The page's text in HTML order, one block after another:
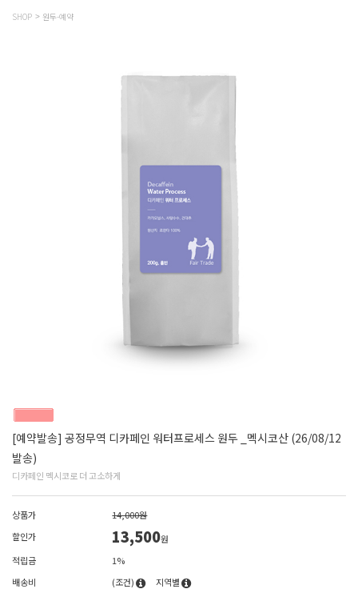
SHOP 원두-예약
[예약발송] 공정무역 디카페인 워터프로세스 원두 _멕시코산 (26/08/12
발송)
디카페인 멕시코로 더 고소하게
상품가
14,000원
할인가
13,500원
적립금
1%
배송비
(조건)
지역별